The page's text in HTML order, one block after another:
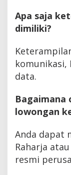
Apa saja
dimiliki?
komunikasi,
data.
Bagaimana
lowongan
Anda dapat
Raharja
resmi